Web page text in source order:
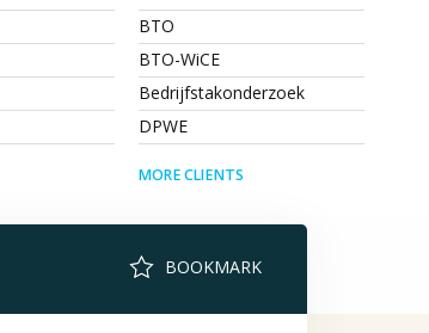
BTO
BTO-WiCE
Bedrijfstakonderzoek
DPWE
MORE CLIENTS
BOOKMARK